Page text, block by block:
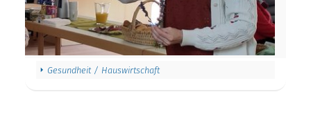
Gesundheit / Hauswirtschaft